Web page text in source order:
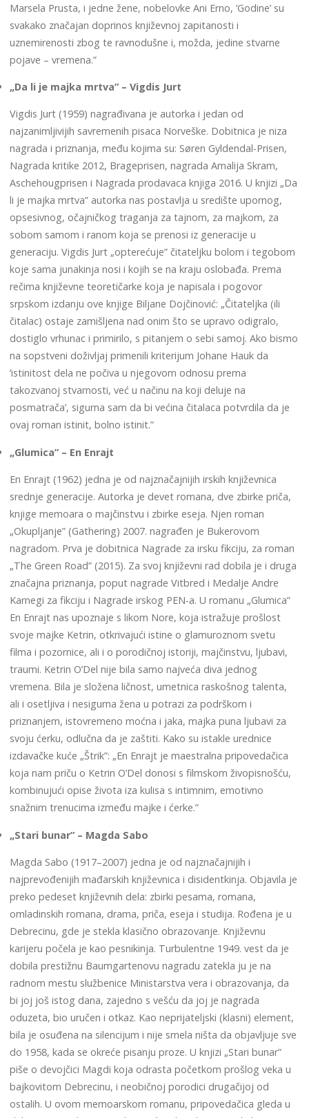
Marsela Prusta, i jedne žene, nobelovke Ani Erno, ’Godine’ su
svakako značajan doprinos književnoj zapitanosti i
uznemirenosti zbog te ravnodušne i, možda, jedine stvarne
pojave – vremena.”
„Da li je majka mrtva” – Vigdis Jurt
Vigdis Jurt (1959) nagrađivana je autorka i jedan od
najzanimljivijih savremenih pisaca Norveške. Dobitnica je niza
nagrada i priznanja, među kojima su: Søren Gyldendal-Prisen,
Nagrada kritike 2012, Brageprisen, nagrada Amalija Skram,
Aschehougprisen i Nagrada prodavaca knjiga 2016. U knjizi „Da
li je majka mrtva” autorka nas postavlja u središte upornog,
opsesivnog, očajničkog traganja za tajnom, za majkom, za
sobom samom i ranom koja se prenosi iz generacije u
generaciju. Vigdis Jurt „opterećuje” čitateljku bolom i tegobom
koje sama junakinja nosi i kojih se na kraju oslobađa. Prema
rečima književne teoretičarke koja je napisala i pogovor
srpskom izdanju ove knjige Biljane Dojčinović: „Čitateljka (ili
čitalac) ostaje zamišljena nad onim što se upravo odigralo,
dostiglo vrhunac i primirilo, s pitanjem o sebi samoj. Ako bismo
na sopstveni doživljaj primenili kriterijum Johane Hauk da
’istinitost dela ne počiva u njegovom odnosu prema
takozvanoj stvarnosti, već u načinu na koji deluje na
posmatrača’, sigurna sam da bi većina čitalaca potvrdila da je
ovaj roman istinit, bolno istinit.”
„Glumica” – En Enrajt
En Enrajt (1962) jedna je od najznačajnijih irskih književnica
srednje generacije. Autorka je devet romana, dve zbirke priča,
knjige memoara o majčinstvu i zbirke eseja. Njen roman
„Okupljanje” (Gathering) 2007. nagrađen je Bukerovom
nagradom. Prva je dobitnica Nagrade za irsku fikciju, za roman
„The Green Road” (2015). Za svoj književni rad dobila je i druga
značajna priznanja, poput nagrade Vitbred i Medalje Andre
Karnegi za fikciju i Nagrade irskog PEN-a. U romanu „Glumica”
En Enrajt nas upoznaje s likom Nore, koja istražuje prošlost
svoje majke Ketrin, otkrivajući istine o glamuroznom svetu
filma i pozornice, ali i o porodičnoj istoriji, majčinstvu, ljubavi,
traumi. Ketrin O’Del nije bila samo najveća diva jednog
vremena. Bila je složena ličnost, umetnica raskošnog talenta,
ali i osetljiva i nesigurna žena u potrazi za podrškom i
priznanjem, istovremeno moćna i jaka, majka puna ljubavi za
svoju ćerku, odlučna da je zaštiti. Kako su istakle urednice
izdavačke kuće „Štrik”: „En Enrajt je maestralna pripovedačica
koja nam priču o Ketrin O’Del donosi s filmskom živopisnošću,
kombinujući opise života iza kulisa s intimnim, emotivno
snažnim trenucima između majke i ćerke.”
„Stari bunar” – Magda Sabo
Magda Sabo (1917–2007) jedna je od najznačajnijih i
najprevođenijih mađarskih književnica i disidentkinja. Objavila je
preko pedeset književnih dela: zbirki pesama, romana,
omladinskih romana, drama, priča, eseja i studija. Rođena je u
Debrecinu, gde je stekla klasično obrazovanje. Književnu
karijeru počela je kao pesnikinja. Turbulentne 1949. vest da je
dobila prestižnu Baumgartenovu nagradu zatekla ju je na
radnom mestu službenice Ministarstva vera i obrazovanja, da
bi joj još istog dana, zajedno s vešću da joj je nagrada
oduzeta, bio uručen i otkaz. Kao neprijateljski (klasni) element,
bila je osuđena na silencijum i nije smela ništa da objavljuje sve
do 1958, kada se okreće pisanju proze. U knjizi „Stari bunar”
piše o devojčici Magdi koja odrasta početkom prošlog veka u
bajkovitom Debrecinu, i neobičnoj porodici drugačijoj od
ostalih. U ovom memoarskom romanu, pripovedačica gleda u